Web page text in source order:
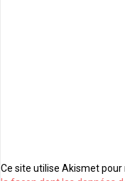
Ce site utilise Akismet pour